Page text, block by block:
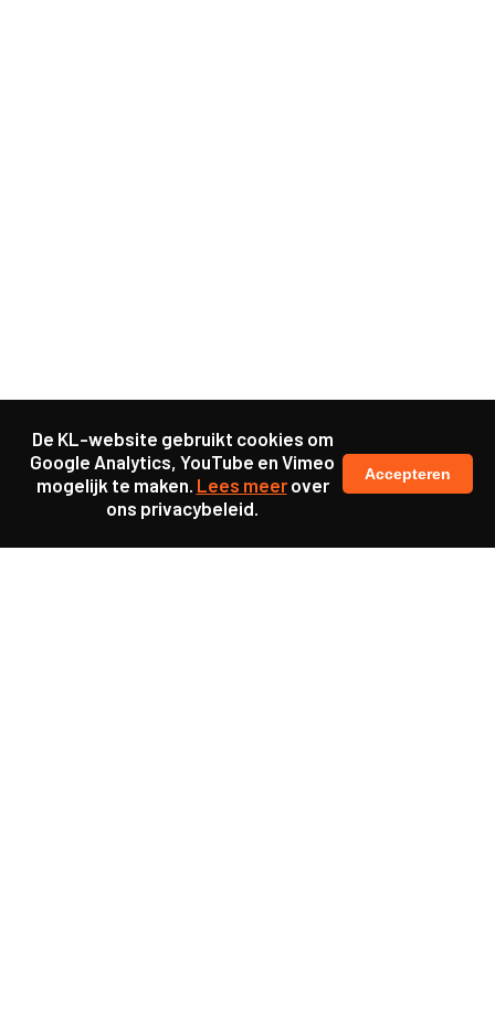
De KL-website gebruikt cookies om
Google Analytics, YouTube en Vimeo
mogelijk te maken. Lees meerover
ons privacybeleid.
Accepteren